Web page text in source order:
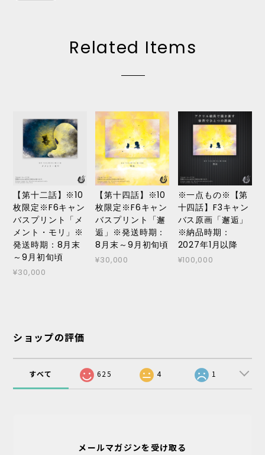
Related Items
【第十二話】※10
枚限定※F6キャン
バスプリント「メ
メント・モリ」※
発送時期：8月末
～9月初旬頃
¥30,000
【第十四話】※10
枚限定※F6キャン
バスプリント「邂
逅」※発送時期：
8月末～9月初旬頃
¥30,000
※一点もの※【第
十四話】F3キャン
バス原画「邂逅」
※納品時期：
2027年1月以降
¥100,000
ショップの評価
すべて 625 4 1
メールマガジンを受け取る